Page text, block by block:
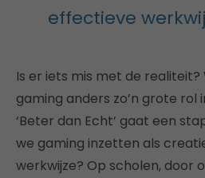
effectieve
Is er iets mis met de
gaming anders zo’n grote rol
‘Beter dan Echt’ gaat een
we gaming inzetten als
werkwijze? Op scholen, door